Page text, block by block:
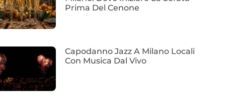
Prima Del Cenone
Capodanno Jazz A Milano Locali
Con Musica Dal Vivo